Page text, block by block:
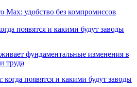
появятся и какими будут заводы
фундаментальные изменения в
труда